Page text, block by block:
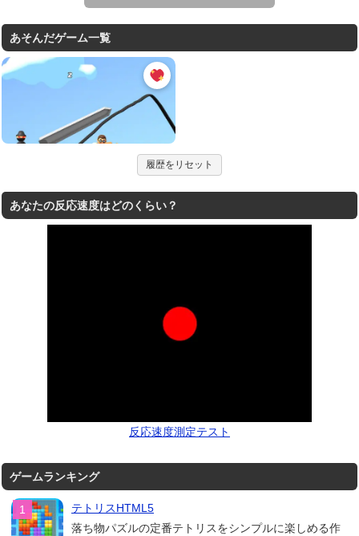
あそんだゲーム一覧
履歴をリセット
あなたの反応速度はどのくらい？
反応速度測定テスト
ゲームランキング
テトリスHTML5
落ち物パズルの定番テトリスをシンプルに楽しめる作